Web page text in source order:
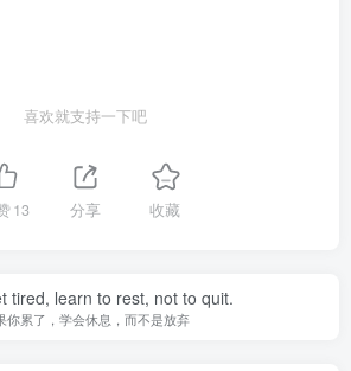
喜欢就支持一下吧
13 分享 收藏
tired, learn to rest, not to quit.
你累了，学会休息，而不是放弃